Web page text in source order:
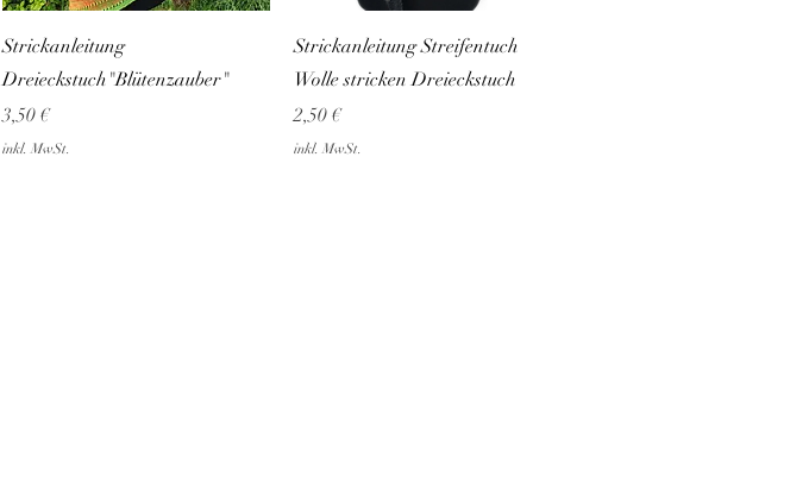
Schnellansicht
Strickanleitung
Dreieckstuch"Blütenzauber"
Preis
3,50 €
inkl. MwSt.
Schnellansicht
Strickanleitung Streifentuch
Wolle stricken Dreieckstuch
Preis
2,50 €
inkl. MwSt.